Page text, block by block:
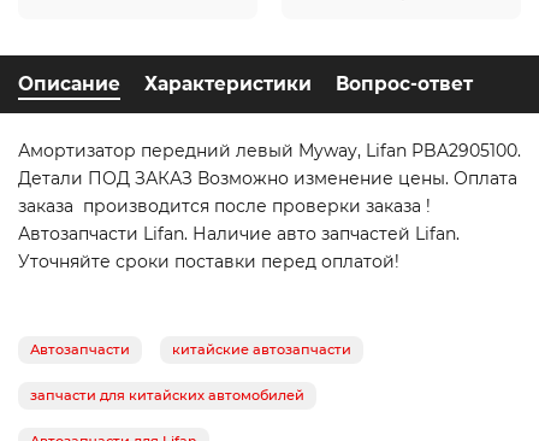
Описание Характеристики Вопрос-ответ
Амортизатор передний левый Myway, Lifan PBA2905100.
Детали ПОД ЗАКАЗ Возможно изменение цены. Оплата
заказа производится после проверки заказа !
Автозапчасти Lifan. Наличие авто запчастей Lifan.
Уточняйте сроки поставки перед оплатой!
Автозапчасти китайские автозапчасти
запчасти для китайских автомобилей